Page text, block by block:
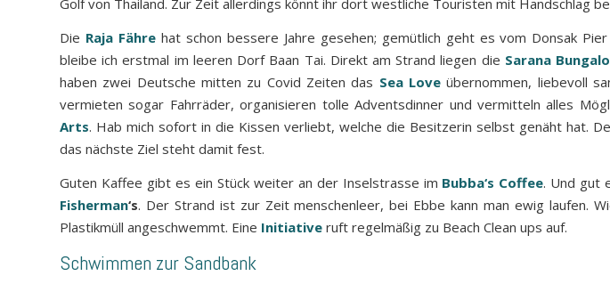
Golf von Thailand. Zur Zeit allerdings könnt ihr dort westliche Touristen mit Handschlag
Die Raja Fährehat schon bessere Jahre gesehen; gemütlich geht es vom Donsak
bleibe ich erstmal im leeren Dorf Baan Tai. Direkt am Strand liegen die Sarana
haben zwei Deutsche mitten zu Covid Zeiten das Sea Love übernommen, liebevoll
vermieten sogar Fahrräder, organisieren tolle Adventsdinner und vermitteln alles
Arts. Hab mich sofort in die Kissen verliebt, welche die Besitzerin selbst genäht hat.
das nächste Ziel steht damit fest.
Guten Kaffee gibt es ein Stück weiter an der Inselstrasse im Bubba‘s Coffee. Und gut
Fisherman‘s. Der Strand ist zur Zeit menschenleer, bei Ebbe kann man ewig laufen.
Plastikmüll angeschwemmt. Eine Initiative ruft regelmäßig zu Beach Clean ups auf.
Schwimmen zur Sandbank